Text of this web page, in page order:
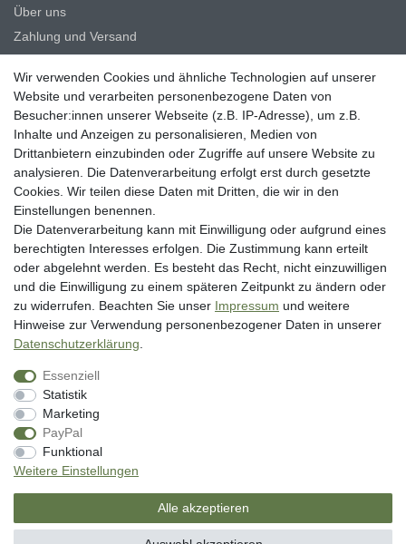
Über uns
Zahlung und Versand
Erklärung zur Barrierefreiheit
Blog
Rechtliche Angaben
Widerrufsrecht
Datenschutzerklärung
AGB
Impressum
Vertrag widerrufen
Unsere Zahlungsarten
** Bei Variantenartikeln mit unterschiedlichen Preisen pro Variante
Preis. Die UVP zu den weiteren Varianten wird bei Klick auf die jeweilige
Variante angezeigt.
© Copyright 2026 | Alle Rechte vorbehalten. - SM Angelsport GmbH
Wir verwenden Cookies und ähnliche Technologien auf unserer
Website und verarbeiten personenbezogene Daten von
Besucher:innen unserer Webseite (z.B. IP-Adresse), um z.B.
Inhalte und Anzeigen zu personalisieren, Medien von
Drittanbietern einzubinden oder Zugriffe auf unsere Website zu
analysieren. Die Datenverarbeitung erfolgt erst durch gesetzte
Cookies. Wir teilen diese Daten mit Dritten, die wir in den
Einstellungen benennen.
Die Datenverarbeitung kann mit Einwilligung oder aufgrund eines
berechtigten Interesses erfolgen. Die Zustimmung kann erteilt
oder abgelehnt werden. Es besteht das Recht, nicht einzuwilligen
und die Einwilligung zu einem späteren Zeitpunkt zu ändern oder
zu widerrufen. Beachten Sie unser Impressum und weitere
Hinweise zur Verwendung personenbezogener Daten in unserer
Daten­schutz­erklärung
Essenziell
Statistik
Marketing
PayPal
Funktional
Weitere Einstellungen
Alle akzeptieren